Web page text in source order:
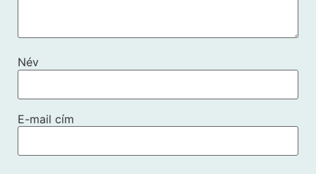
Név
E-mail cím